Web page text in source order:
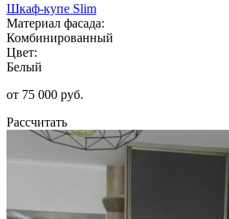
Шкаф-купе Slim
Материал фасада:
Комбинированный
Цвет:
Белый
от 75 000 руб.
Рассчитать